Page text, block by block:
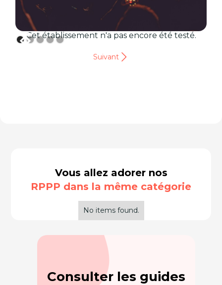
Cet établissement n'a pas encore été testé.
Suivant
Vous allez adorer nos
RPPP dans la même catégorie
No items found.
Consulter les guides